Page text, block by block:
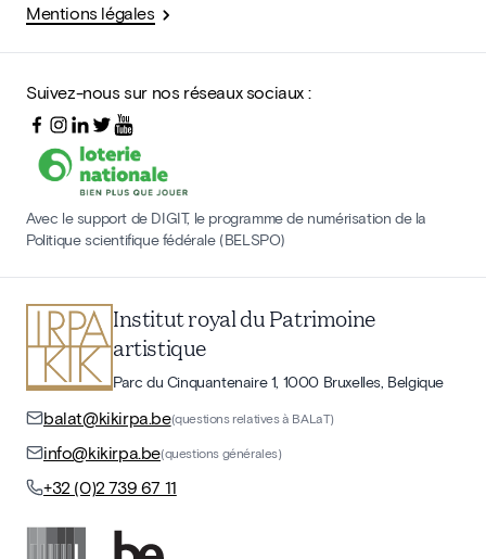
Mentions légales
Suivez-nous sur nos réseaux sociaux :
Avec le support de DIGIT, le programme de numérisation de la
Politique scientifique fédérale (BELSPO)
Institut royal du Patrimoine
artistique
Parc du Cinquantenaire 1, 1000 Bruxelles, Belgique
balat@kikirpa.be(questions relatives à BALaT)
info@kikirpa.be(questions générales)
+32 (0)2 739 67 11